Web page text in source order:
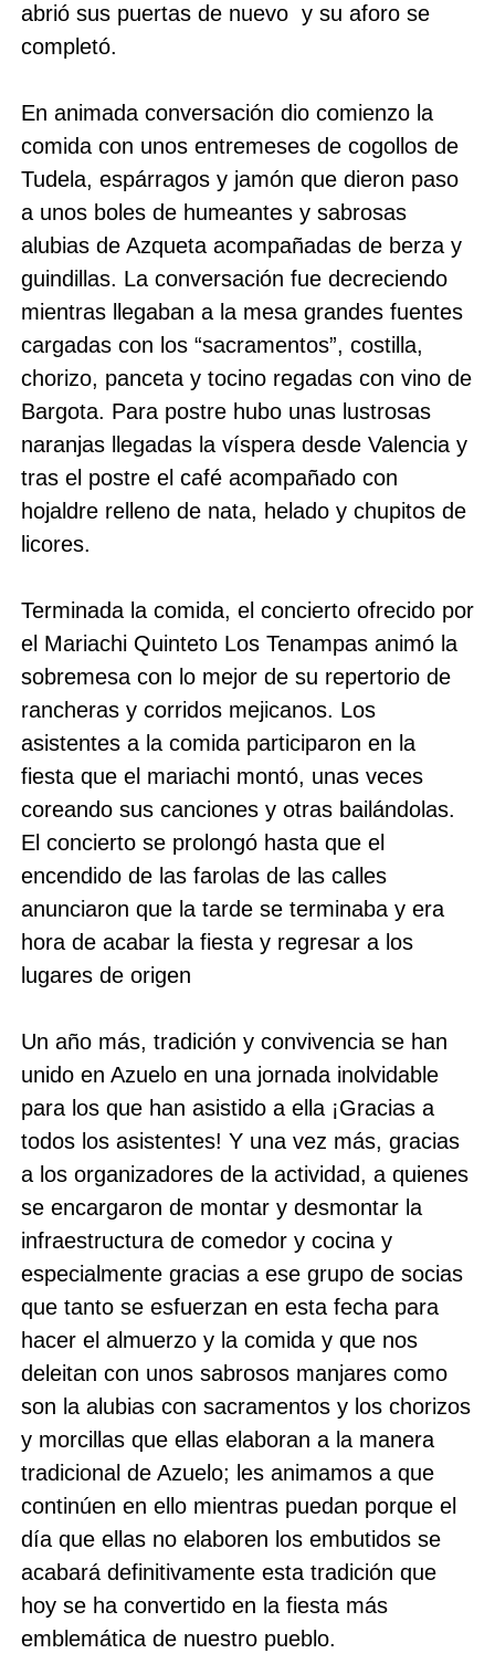
abrió sus puertas de nuevo y su aforo se
completó.
En animada conversación dio comienzo la
comida con unos entremeses de cogollos de
Tudela, espárragos y jamón que dieron paso
a unos boles de humeantes y sabrosas
alubias de Azqueta acompañadas de berza y
guindillas. La conversación fue decreciendo
mientras llegaban a la mesa grandes fuentes
cargadas con los “sacramentos”, costilla,
chorizo, panceta y tocino regadas con vino de
Bargota. Para postre hubo unas lustrosas
naranjas llegadas la víspera desde Valencia y
tras el postre el café acompañado con
hojaldre relleno de nata, helado y chupitos de
licores.
Terminada la comida, el concierto ofrecido por
el Mariachi Quinteto Los Tenampas animó la
sobremesa con lo mejor de su repertorio de
rancheras y corridos mejicanos. Los
asistentes a la comida participaron en la
fiesta que el mariachi montó, unas veces
coreando sus canciones y otras bailándolas.
El concierto se prolongó hasta que el
encendido de las farolas de las calles
anunciaron que la tarde se terminaba y era
hora de acabar la fiesta y regresar a los
lugares de origen
Un año más, tradición y convivencia se han
unido en Azuelo en una jornada inolvidable
para los que han asistido a ella ¡Gracias a
todos los asistentes! Y una vez más, gracias
a los organizadores de la actividad, a quienes
se encargaron de montar y desmontar la
infraestructura de comedor y cocina y
especialmente gracias a ese grupo de socias
que tanto se esfuerzan en esta fecha para
hacer el almuerzo y la comida y que nos
deleitan con unos sabrosos manjares como
son la alubias con sacramentos y los chorizos
y morcillas que ellas elaboran a la manera
tradicional de Azuelo; les animamos a que
continúen en ello mientras puedan porque el
día que ellas no elaboren los embutidos se
acabará definitivamente esta tradición que
hoy se ha convertido en la fiesta más
emblemática de nuestro pueblo.